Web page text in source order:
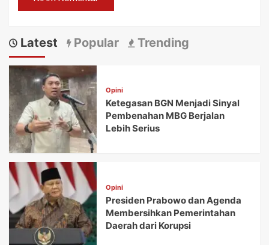
Latest Popular Trending
Opini
Ketegasan BGN Menjadi Sinyal
Pembenahan MBG Berjalan
Lebih Serius
Opini
Presiden Prabowo dan Agenda
Membersihkan Pemerintahan
Daerah dari Korupsi